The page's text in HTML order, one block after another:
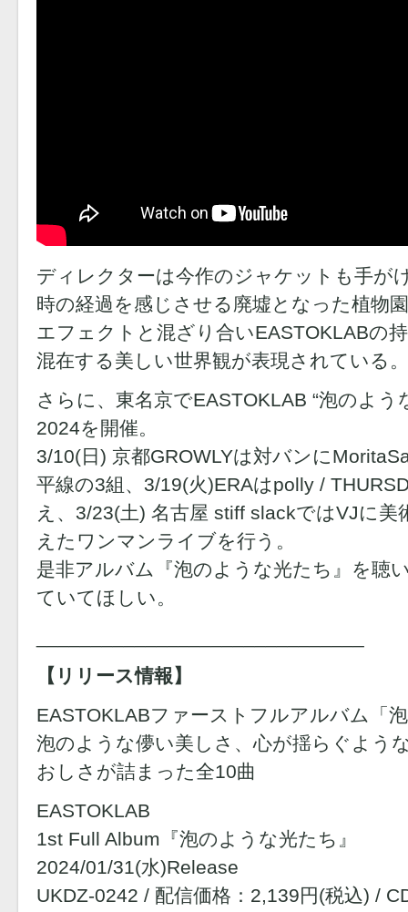
ディレクターは今作のジャケットも手が
時の経過を感じさせる廃墟となった植物
エフェクトと混ざり合いEASTOKLABの
混在する美しい世界観が表現されている。
さらに、東名京でEASTOKLAB “泡のよう
2024を開催。
3/10(日) 京都GROWLYは対バンに
平線の3組、3/19(火)ERAはpolly /
え、3/23(土) 名古屋 stiff slackではVJに美
えたワンマンライブを行う。
是非アルバム『泡のような光たち』を聴
ていてほしい。
【リリース情報】
EASTOKLABファーストフルアルバム「
泡のような儚い美しさ、心が揺らぐよう
おしさが詰まった全10曲
EASTOKLAB
1st Full Album『泡のような光たち』
2024/01/31(水)Release
UKDZ-0242 / 配信価格：2,139円(税込) /